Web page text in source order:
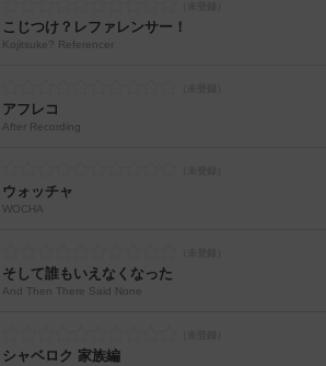
こじつけ？レファレンサー！
Kojitsuke? Referencer
アフレコ
After Recording
ウォッチャ
WOCHA
そして誰もいえなくなった
And Then There Said None
シャベロク 家族編